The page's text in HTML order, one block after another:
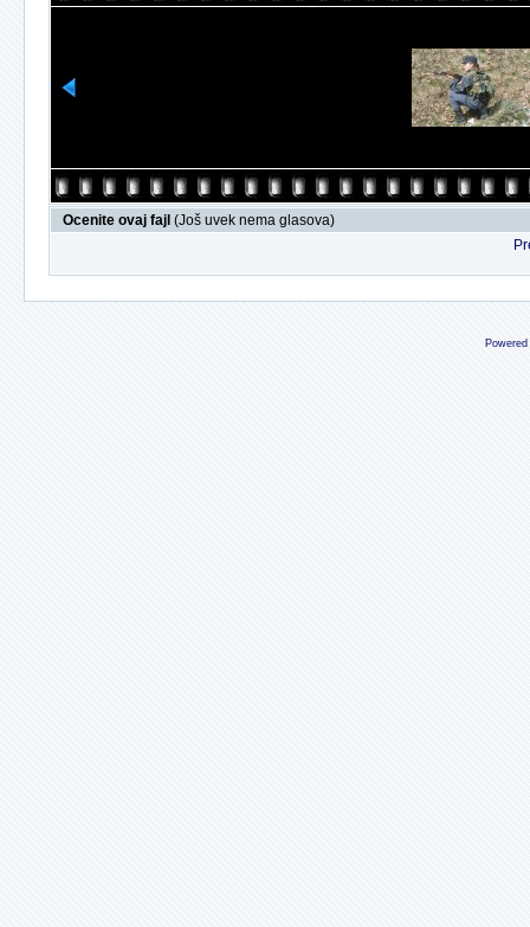
Ocenite ovaj fajl (Još uvek nema glasova)